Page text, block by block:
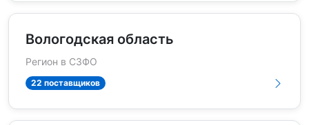
Вологодская область
Регион в СЗФО
22 поставщиков